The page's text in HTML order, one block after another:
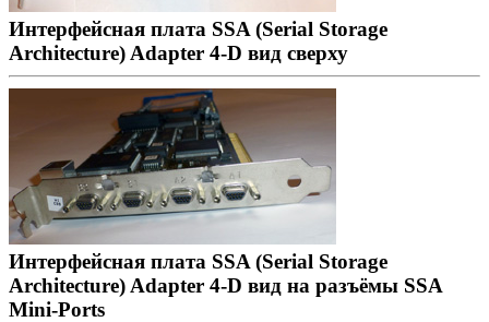
Интерфейсная плата SSA (Serial Storage
Architecture) Adapter 4-D вид сверху
Интерфейсная плата SSA (Serial Storage
Architecture) Adapter 4-D вид на разъёмы SSA
Mini-Ports